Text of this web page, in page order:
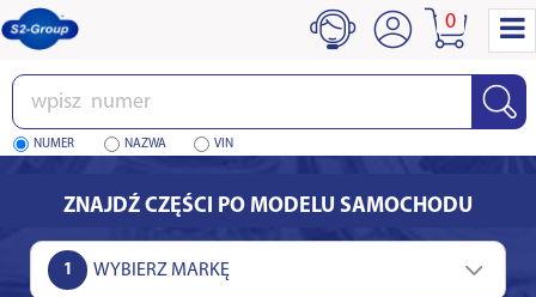
Wpisz
numer
NUMER NAZWA VIN
0
ZNAJDŹ CZĘŚCI PO MODELU SAMOCHODU
1